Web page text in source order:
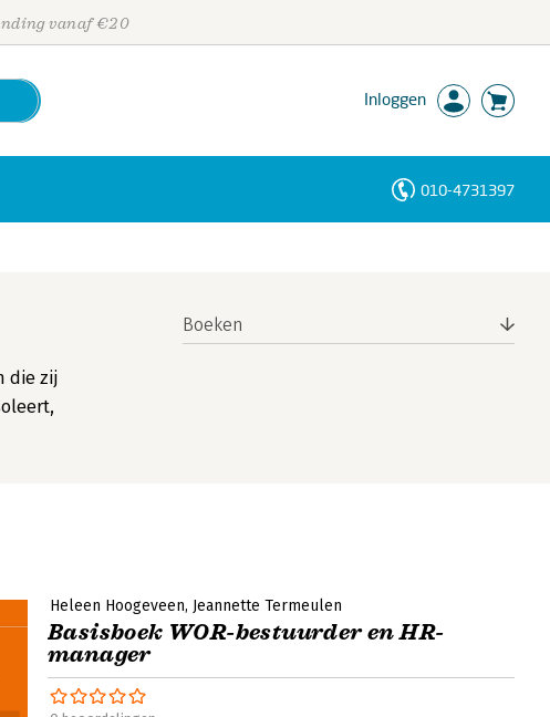
vanaf €20
Inloggen
010-4731397
die zij
Boeken
Heleen Hoogeveen Jeannette Termeulen
Basisboek WOR-bestuurder en HR-
manager
Personen